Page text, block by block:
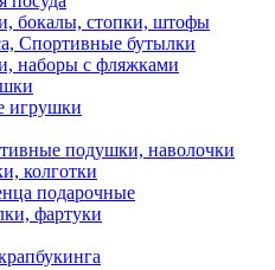
бокалы, стопки, штофы
Спортивные бутылки
наборы с фляжками
игрушки
подушки, наволочки
колготки
подарочные
фартуки